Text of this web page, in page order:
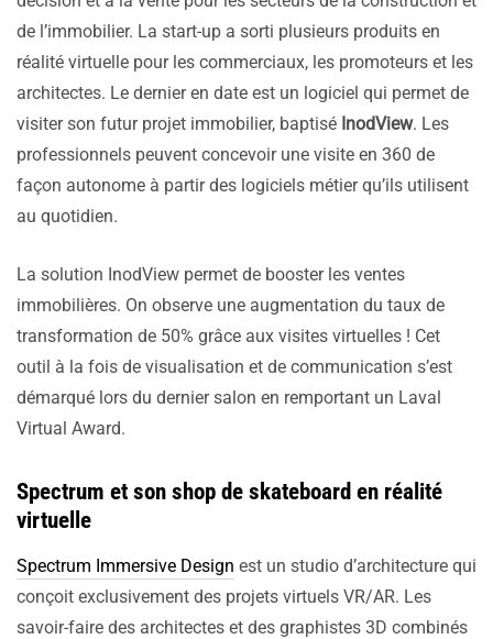
de l’immobilier. La start-up a sorti plusieurs produits en
réalité virtuelle pour les commerciaux, les promoteurs et les
architectes. Le dernier en date est un logiciel qui permet de
visiter son futur projet immobilier, baptisé InodView. Les
professionnels peuvent concevoir une visite en 360 de
façon autonome à partir des logiciels métier qu’ils utilisent
au quotidien.
La solution InodView permet de booster les ventes
immobilières. On observe une augmentation du taux de
transformation de 50% grâce aux visites virtuelles ! Cet
outil à la fois de visualisation et de communication s’est
démarqué lors du dernier salon en remportant un Laval
Virtual Award.
Spectrum et son shop de skateboard en réalité
virtuelle
Spectrum Immersive Design est un studio d’architecture qui
conçoit exclusivement des projets virtuels VR/AR. Les
savoir-faire des architectes et des graphistes 3D combinés